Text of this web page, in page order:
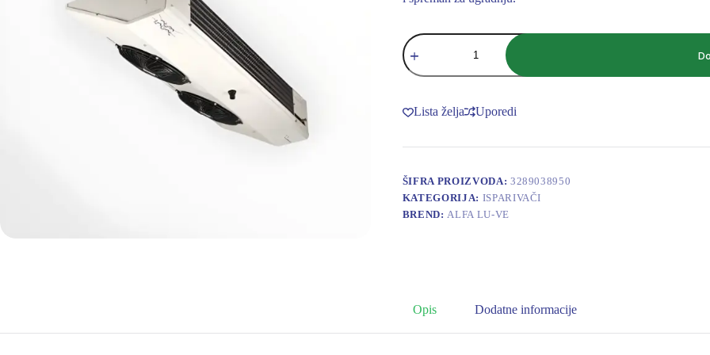
ALFA
LU-
VE
ISPARIVAČ
305CS
7.00
Lista želja Uporedi
ŠIFRA PROIZVODA: 3289038950
KATEGORIJA: ISPARIVAČI
BREND:ALFA LU-VE
Opis Dodatne informacije